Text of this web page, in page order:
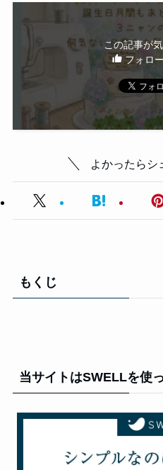
この記事が
フォロ
よかったらシ
もくじ
当サイトはSWELLを使